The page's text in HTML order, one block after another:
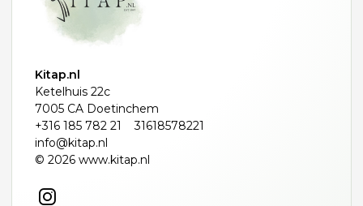
Kitap.nl
Ketelhuis 22c
7005 CA Doetinchem
+316 185 782 21
31618578221
info@kitap.nl
© 2026 www.kitap.nl